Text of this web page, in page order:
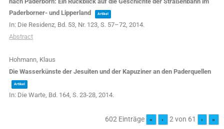
Paderborner- und Lipperland
Artikel
In: Die Residenz, Bd. 53, Nr. 123, S. 57–72, 2014.
Abstract
Hohmann, Klaus
Die Wasserkünste der Jesuiten und der Kapuziner an den Paderquellen
Artikel
In: Die Warte, Bd. 164, S. 23-28, 2014.
602 Einträge « ‹ 2 von 61 › »